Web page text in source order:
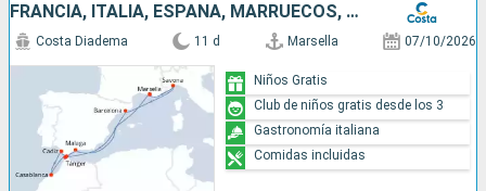
FRANCIA, ITALIA, ESPAÑA, MARRUECOS, GIBRALTAR
Costa Diadema 11 d Marsella 07/10/2026
Niños Gratis
Club de niños gratis desde los 3
Gastronomía italiana
Comidas incluidas